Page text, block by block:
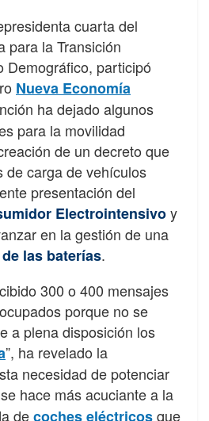
cuarta del
para la Transición
Demográfico, participó
Nueva Economía
ha dejado algunos
para la movilidad
de un decreto que
de carga de vehículos
presentación del
Electrointensivoy
en la gestión de una
las baterías.
300 o 400 mensajes
porque no se
a plena disposición los
”, ha revelado la
necesidad de potenciar
se hace más acuciante a la
decoches eléctricosque